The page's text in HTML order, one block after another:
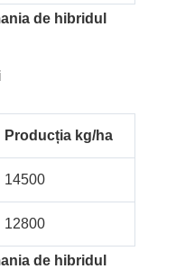
de hibridul
Producția kg/ha
14500
12800
de hibridul